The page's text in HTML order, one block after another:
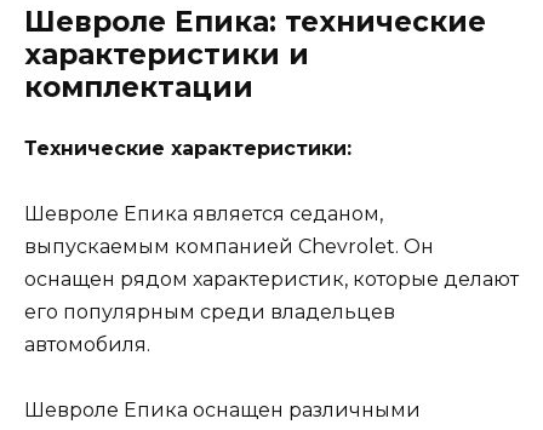
Шевроле Епика: технические
характеристики и
комплектации
Технические характеристики:
Шевроле Епика является седаном,
выпускаемым компанией Chevrolet. Он
оснащен рядом характеристик, которые делают
его популярным среди владельцев
автомобиля.
Шевроле Епика оснащен различными